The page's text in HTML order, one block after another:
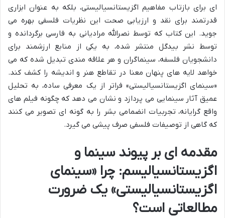
ای برای بازتاب مفاهیم اگزیستانسیالیستی، بلکه به عنوان ابزاری
قدرتمند برای نقد و ارزیابی صحت این نظریات فلسفی بهره می
جوید. این کتاب که توسط نصرالله مرادیانی به فارسی برگردانده و
توسط نشر بیدگل منتشر شده، به یکی از منابع ارزشمند برای
دانشجویان فلسفه، سینماگران و هر علاقه مندی تبدیل شده که می
خواهد لایه های پنهان معنا در تقاطع هنر و اندیشه را کشف کند.
«سینمای اگزیستانسیالیستی» فراتر از یک معرفی ساده، به تحلیل
عمیق آثار سینمایی می پردازد و نشان می دهد که چگونه فیلم های
واقع گرایانه، تجربیات انضمامی بشر را به گونه ای تصویر می کنند
که گاهی از توصیفات فلسفی صرف پیشی می گیرد.
مقدمه ای بر پیوند سینما و
اگزیستانسیالیسم: چرا «سینمای
اگزیستانسیالیستی» یک ضرورت
مطالعاتی است؟